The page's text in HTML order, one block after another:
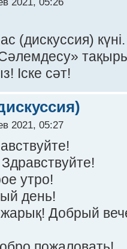
(дискуссия) күні.
Іске сәт!
2021, 05:27
утро!
день!
Добрый